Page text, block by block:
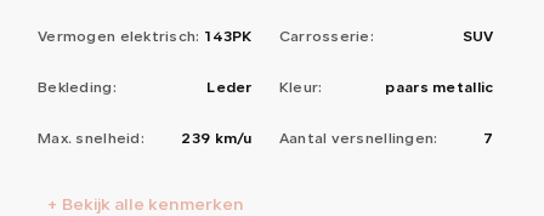
Vermogen elektrisch: 143PK Carrosserie: SUV
Bekleding: Leder Kleur: paars metallic
Max. snelheid: 239 km/u Aantal versnellingen: 7
+ Bekijk alle kenmerken